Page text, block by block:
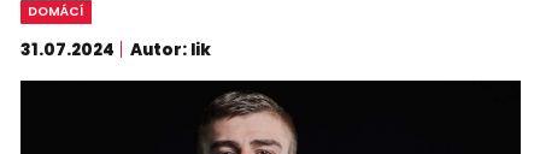
DOMÁCÍ
31.07.2024 Autor: lik